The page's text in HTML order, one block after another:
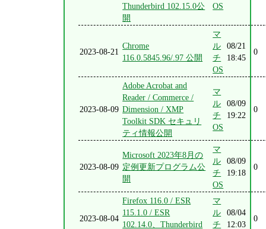
Thunderbird 102.15.0公
開
OS
2023-08-21
Chrome
116.0.5845.96/.97 公開
マ
ル
チ
OS
08/21
18:45
0
2023-08-09
Adobe Acrobat and
Reader / Commerce /
Dimension / XMP
Toolkit SDK セキュリ
ティ情報公開
マ
ル
チ
OS
08/09
19:22
0
2023-08-09
Microsoft 2023年8月の
定例更新プログラム公
開
マ
ル
チ
OS
08/09
19:18
0
2023-08-04
Firefox 116.0 / ESR
115.1.0 / ESR
102.14.0、Thunderbird
マ
ル
チ
08/04
12:03
0